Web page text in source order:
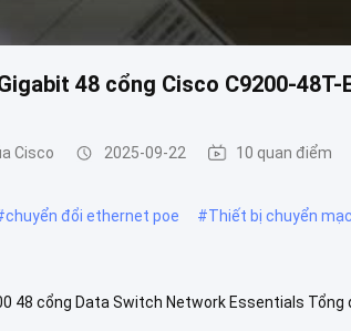
48 cổng Cisco C9200-48T-
Cisco 2025-09-22 10 quan điểm
chuyển đổi ethernet poe #Thiết bị chuyển
48 cổng Data Switch Network Essentials